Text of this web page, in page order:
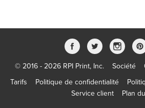
© 2016 - 2026 RPI Print, Inc. Société
Tarifs
Politique de confidentialité
Service client
Plan